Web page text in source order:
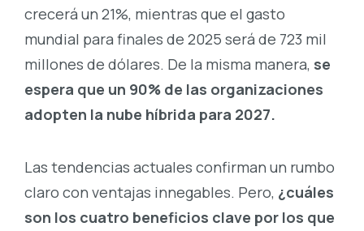
crecerá un 21%, mientras que el gasto
mundial para finales de 2025 será de 723 mil
millones de dólares. De la misma manera, se
espera que un 90% de las organizaciones
adopten la nube híbrida para 2027.
Las tendencias actuales confirman un rumbo
claro con ventajas innegables. Pero, ¿cuáles
son los cuatro beneficios clave por los que